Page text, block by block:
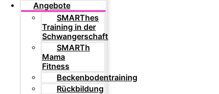
Angebote
SMARThes
Training in der
Schwangerschaft
SMARTh
Mama
Fitness
Beckenbodentraining
Rückbildung